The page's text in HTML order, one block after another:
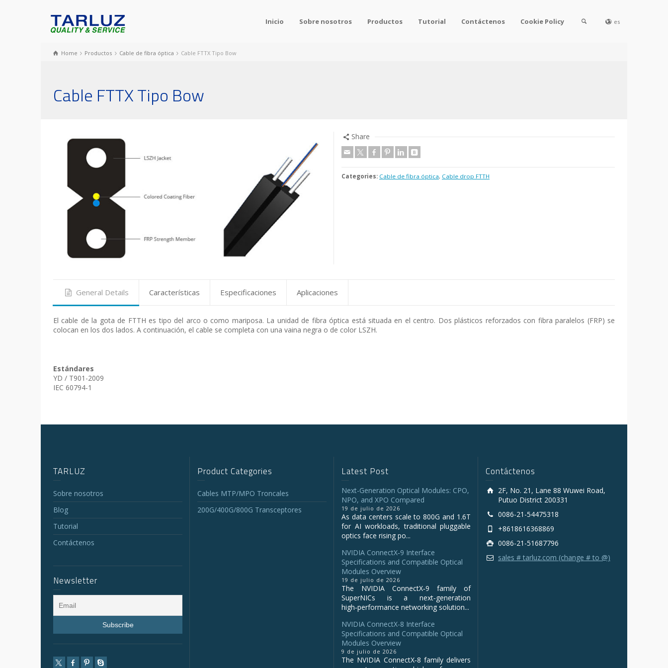
Inicio Sobre nosotros Productos Tutorial Contáctenos Cookie Policy es
Home Productos Cable de fibra óptica Cable FTTX Tipo Bow
Cable FTTX Tipo Bow
Share
Categories: Cable de fibra óptica, Cable drop FTTH
General Details Características Especificaciones Aplicaciones
El cable de la gota de FTTH es tipo del arco o como mariposa. La unidad de fibra óptica está situada en el centro. Dos plásticos reforzados con fibra paralelos (FRP) se
colocan en los dos lados. A continuación, el cable se completa con una vaina negra o de color LSZH.
Estándares
YD / T901-2009
IEC 60794-1
TARLUZ
Sobre nosotros
Blog
Tutorial
Contáctenos
Newsletter
Product Categories
Cables MTP/MPO Troncales
200G/400G/800G Transceptores
Latest Post
Next-Generation Optical Modules: CPO,
NPO, and XPO Compared
19 de julio de 2026
As data centers scale to 800G and 1.6T
for AI workloads, traditional pluggable
optics face rising po...
NVIDIA ConnectX‑9 Interface
Specifications and Compatible Optical
Modules Overview
19 de julio de 2026
The NVIDIA ConnectX‑9 family of
SuperNICs is a next‑generation
high‑performance networking solution...
NVIDIA ConnectX-8 Interface
Specifications and Compatible Optical
Modules Overview
9 de julio de 2026
The NVIDIA ConnectX‑8 family delivers
Contáctenos
2F, No. 21, Lane 88 Wuwei Road,
Putuo District 200331
0086-21-54475318
+8618616368869
0086-21-51687796
sales # tarluz.com (change # to @)